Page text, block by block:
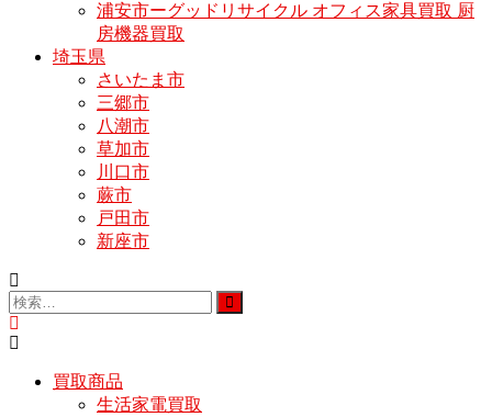
浦安市ーグッドリサイクル オフィス家具買取 厨
房機器買取
埼玉県
さいたま市
三郷市
八潮市
草加市
川口市
蕨市
戸田市
新座市
買取商品
生活家電買取